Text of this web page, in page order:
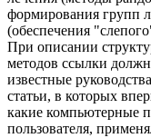
формирования групп
(обеспечения
При описании
методов ссылки
известные
статьи, в которых
какие компьютерные
пользователя,